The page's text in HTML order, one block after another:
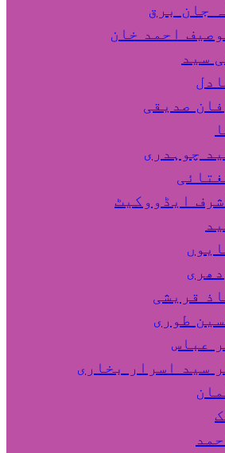
جان برق
احمد خان
سید
صدیقی
چوہدری
ایڈووکیٹ
قریشی
طوری
عباس
سید اسرار بخاری